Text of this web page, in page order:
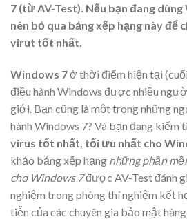
7 (từ AV-Test). Nếu bạn đang
nên bỏ qua bảng xếp hạng này để
virut tốt nhất.
Windows 7ở thời điểm hiện tại
điều hành Windows được nhiều
giới. Bạn cũng là một trong những
hành Windows 7? Và bạn đang kiếm
virus tốt nhất, tối ưu nhất cho
khảo bảng xếp hạng những phần
cho Windows 7được AV-Testđánh
nghiệm trong phòng thí nghiệm kết
tiễn của các chuyên gia bảo mật